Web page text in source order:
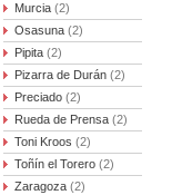
Murcia (2)
Osasuna (2)
Pipita (2)
Pizarra de Durán (2)
Preciado (2)
Rueda de Prensa (2)
Toni Kroos (2)
Toñín el Torero (2)
Zaragoza (2)